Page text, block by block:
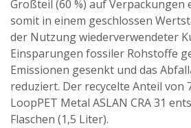
Großteil (60 %) auf Verpackungen
somit in einem geschlossen
der Nutzung wiederverwendeter
Einsparungen fossiler Rohstoffe
Emissionen gesenkt und das
reduziert. Der recycelte Anteil von
LoopPET Metal ASLAN CRA 31
Flaschen (1,5 Liter).